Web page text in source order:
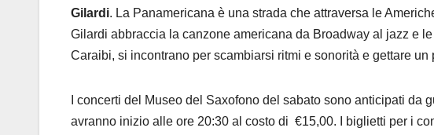
Gilardi. La Panamericana è una strada che attraversa le
Gilardi abbraccia la canzone americana da Broadway al jazz e
Caraibi, si incontrano per scambiarsi ritmi e sonorità e gettare
I concerti del Museo del Saxofono del sabato sono anticipati da
avranno inizio alle ore 20:30 al costo di €15,00. I biglietti per i